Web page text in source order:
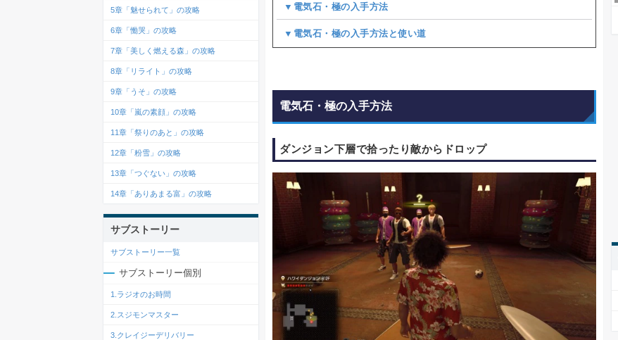
▼電気石・極の入手方法
▼電気石・極の入手方法と使い道
電気石・極の入手方法
ダンジョン下層で拾ったり敵からドロップ
5章「魅せられて」の攻略
6章「慟哭」の攻略
7章「美しく燃える森」の攻略
8章「リライト」の攻略
9章「うそ」の攻略
10章「嵐の素顔」の攻略
11章「祭りのあと」の攻略
12章「粉雪」の攻略
13章「つぐない」の攻略
14章「ありあまる富」の攻略
サブストーリー
サブストーリー一覧
サブストーリー個別
1.ラジオのお時間
2.スジモンマスター
3.クレイジーデリバリー